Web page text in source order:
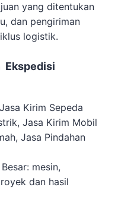
yang ditentukan
dan pengiriman
logistik.
Ekspedisi
Kirim Sepeda
Jasa Kirim Mobil
Jasa Pindahan
mesin,
dan hasil